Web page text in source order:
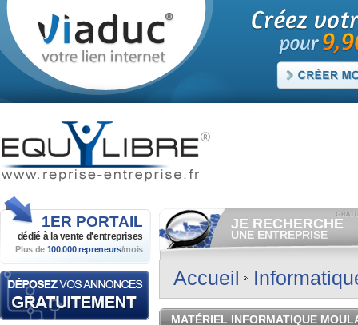
1ER PORTAIL
dédié à la vente d'entreprises
Plus de 100.000 repreneurs/mois
JE RECHERCHE
UNE ENTREPRISE
Consulter gratuitementles
vendre.
Et/ou déposer gratuitement
votre recherche d'entreprise.
RECHERCHER UNE
Accueil
MATÉRIEL INFORMATIQUE